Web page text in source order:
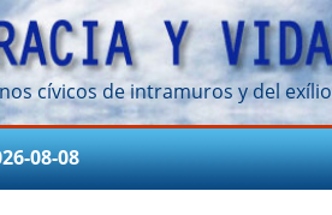
cívicos de intramuros y del exílio
08-08